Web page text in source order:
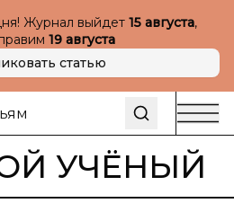
Журнал выйдет 15 августа,
19 августа
статью
УЧЁНЫЙ